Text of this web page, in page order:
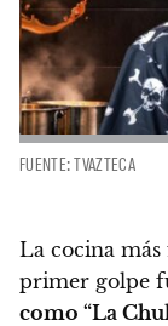
FUENTE: TVAZTECA
La cocina
primer golpe
como “La